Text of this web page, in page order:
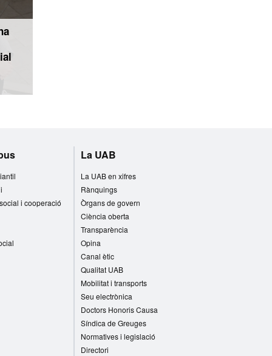
i cooperació
La UAB
La UAB en xifres
Rànquings
Òrgans de govern
Ciència oberta
Transparència
Opina
Canal ètic
Qualitat UAB
Mobilitat i transports
Seu electrònica
Doctors Honoris Causa
Síndica de Greuges
Normatives i legislació
Directori